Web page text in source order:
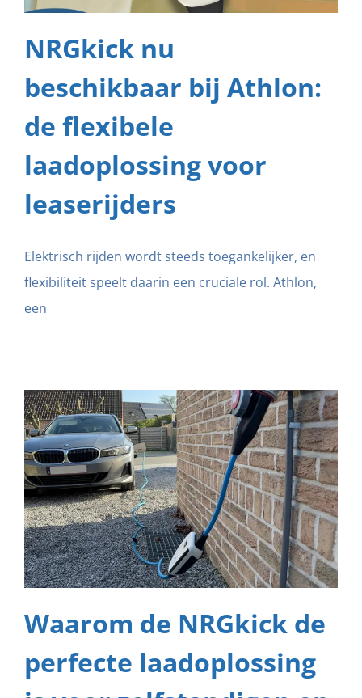
NRGkick nu
beschikbaar bij Athlon:
de flexibele
laadoplossing voor
leaserijders
Elektrisch rijden wordt steeds toegankelijker, en
flexibiliteit speelt daarin een cruciale rol. Athlon,
een
Waarom de NRGkick de
perfecte laadoplossing